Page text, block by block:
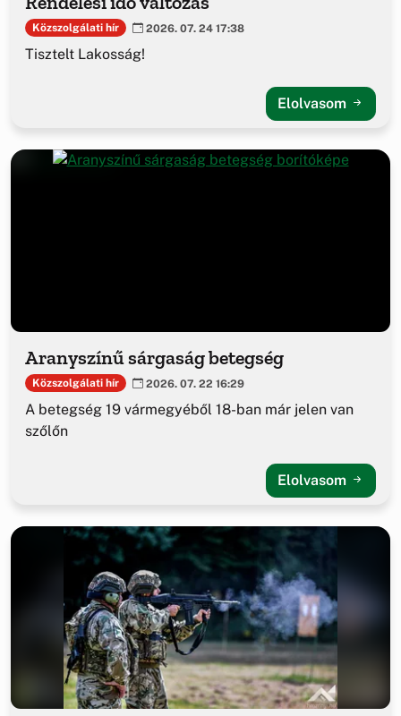
Közszolgálati hír 2026. 07. 24 17:38
Tisztelt Lakosság!
Elolvasom
Aranyszínű sárgaság betegség
Közszolgálati hír 2026. 07. 22 16:29
A betegség 19 vármegyéből 18-ban már jelen van
szőlőn
Elolvasom